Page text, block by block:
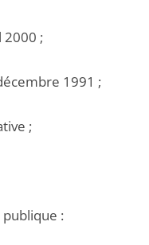
2000 ;
1991 ;
;
: